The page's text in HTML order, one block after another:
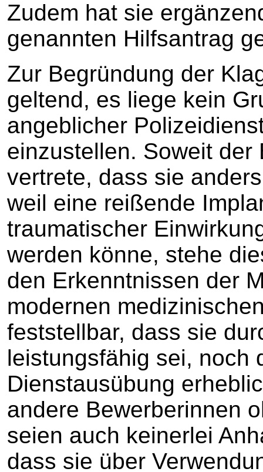
Zudem hat sie
genannten Hilfsantrag
Zur Begründung der
geltend, es liege kein
angeblicher
einzustellen. Soweit der
vertrete, dass sie
weil eine reißende
traumatischer
werden könne, stehe
den Erkenntnissen der
modernen
feststellbar, dass sie
leistungsfähig sei, noch
Dienstausübung
andere Bewerberinnen
seien auch keinerlei
dass sie über